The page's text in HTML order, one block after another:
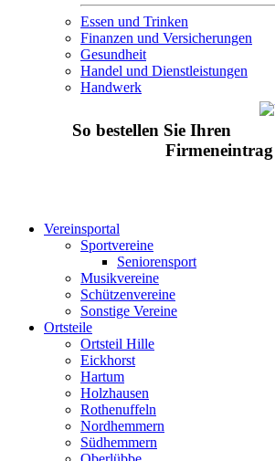
Essen und Trinken
Finanzen und Versicherungen
Gesundheit
Handel und Dienstleistungen
Handwerk
So bestellen Sie Ihren
Firmeneintrag
Vereinsportal
Sportvereine
Seniorensport
Musikvereine
Schützenvereine
Sonstige Vereine
Ortsteile
Ortsteil Hille
Eickhorst
Hartum
Holzhausen
Rothenuffeln
Nordhemmern
Südhemmern